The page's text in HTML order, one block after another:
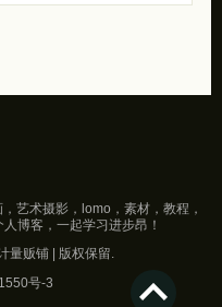
艺术摄影，lomo，素材，教程，
博客，一起学习进步昂！
量贩铺 | 版权保留.
号-3